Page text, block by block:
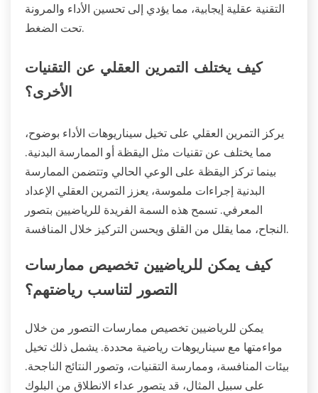
التقنية عقلية إيجابية، مما يؤدي إلى تحسين الأداء والمرونة
تحت الضغط.
كيف يختلف التمرين العقلي عن التقنيات
الأخرى؟
يركز التمرين العقلي على تخيل سيناريوهات الأداء بوضوح،
مما يختلف عن تقنيات مثل اليقظة أو الممارسة البدنية.
بينما تركز اليقظة على الوعي الحالي وتتضمن الممارسة
البدنية إجراءات ملموسة، يعزز التمرين العقلي الإعداد
المعرفي. تسمح هذه السمة الفريدة للرياضيين بتصور
النجاح، مما يقلل من القلق ويحسن التركيز خلال المنافسة.
كيف يمكن للرياضيين تخصيص ممارسات
التصور لتناسب رياضتهم؟
يمكن للرياضيين تخصيص ممارسات التصور من خلال
مواءمتها مع سيناريوهات رياضية محددة. يشمل ذلك تخيل
بيئات المنافسة، وممارسة التقنيات، وتصور النتائج الناجحة.
على سبيل المثال، قد يتصور عداء الانطلاق من البلوك